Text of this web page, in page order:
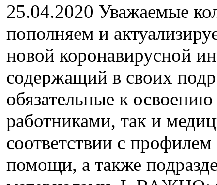
25.04.2020 Уважаемые
пополняем и
новой коронавирусной
содержащий в своих
обязательные к
работниками, так и
соответствии с
помощи, а также